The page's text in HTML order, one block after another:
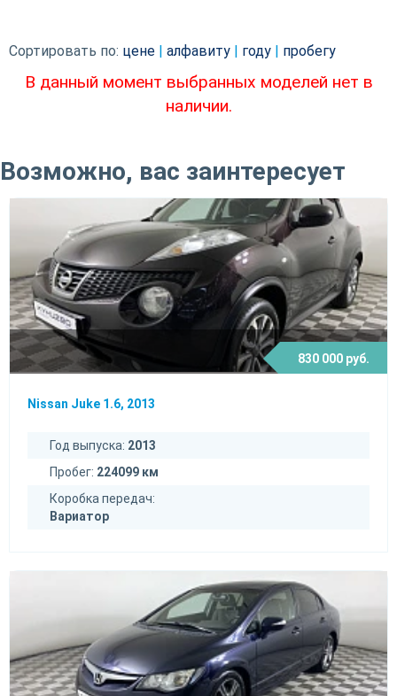
Сортировать по: цене алфавиту году пробегу
В данный момент выбранных моделей нет в
наличии.
Возможно, вас заинтересует
830 000 руб.
Nissan Juke 1.6, 2013
Год выпуска: 2013
Пробег: 224099 км
Коробка передач:
Вариатор